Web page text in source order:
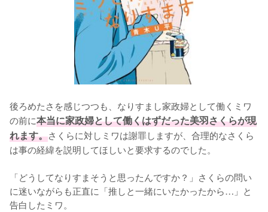
後ろめたさを感じつつも、なりすまし家政婦として働くミワ
の前に本当に家政婦として働くはずだった美羽さくらが現
れます。さくらに対しミワは謝罪しますが、合理的なさくら
は事の経緯を説明してほしいと要求するのでした。
「どうしてなりすまそうと思ったんですか？」さくらの問い
に迷いながらも正直に「推しと一緒にいたかったから…」と
告白したミワ。